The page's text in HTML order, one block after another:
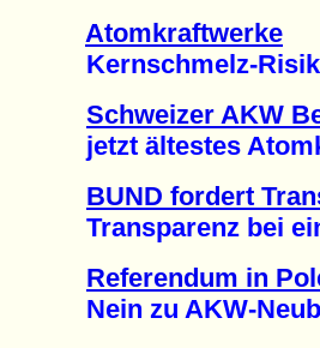
Atomkraftwerke
Kernschmelz-
Schweizer AKW
jetzt ältestes
BUND fordert
Transparenz bei
Referendum in
Nein zu AKW-